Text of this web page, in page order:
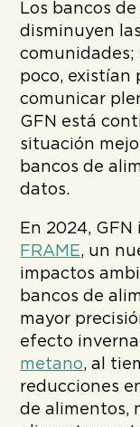
Los bancos
disminuyen
comunidades;
poco, existían
comunicar
GFN está
situación
bancos de
datos.
En 2024,
FRAME, un
impactos
bancos de
mayor
efecto
metano, al
reducciones
de alimentos,